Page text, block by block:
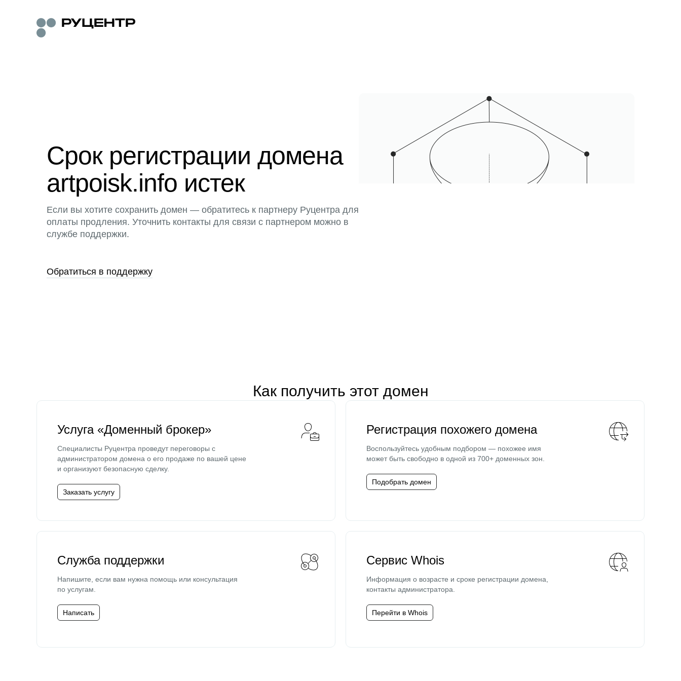
Срок регистрации домена
artpoisk.info истек
Если вы хотите сохранить домен — обратитесь к партнеру Руцентра для
оплаты продления. Уточнить контакты для связи с партнером можно в
службе поддержки.
Обратиться в поддержку
Как получить этот домен
Услуга «Доменный брокер»
Специалисты Руцентра проведут переговоры с
администратором домена о его продаже по вашей цене
и организуют безопасную сделку.
Заказать услугу
Регистрация похожего домена
Воспользуйтесь удобным подбором — похожее имя
может быть свободно в одной из 700+ доменных зон.
Подобрать домен
Служба поддержки
Напишите, если вам нужна помощь или консультация
по услугам.
Написать
Сервис Whois
Информация о возрасте и сроке регистрации домена,
контакты администратора.
Перейти в Whois